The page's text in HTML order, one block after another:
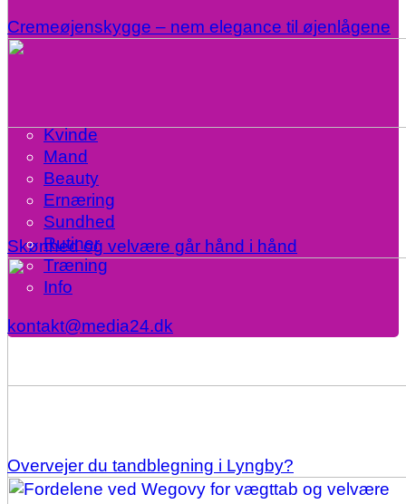
Cremeøjenskygge – nem elegance til øjenlågene
Skønhed og velvære går hånd i hånd
Overvejer du tandblegning i Lyngby?
Kvinde
Mand
Beauty
Ernæring
Sundhed
Rutiner
Træning
Info
kontakt@media24.dk